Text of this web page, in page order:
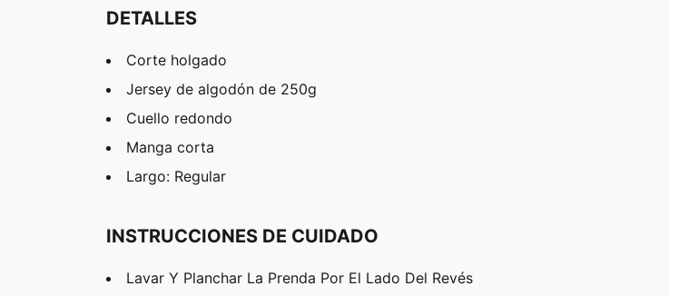
DETALLES
Corte holgado
Jersey de algodón de 250g
Cuello redondo
Manga corta
Largo: Regular
INSTRUCCIONES DE CUIDADO
Lavar Y Planchar La Prenda Por El Lado Del Revés